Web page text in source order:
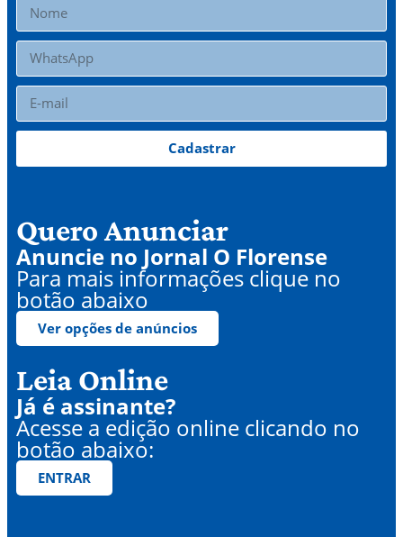
Cadastrar
Quero Anunciar
Anuncie no Jornal O Florense
Para mais informações clique no
botão abaixo
Ver opções de anúncios
Leia Online
Já é assinante?
Acesse a edição online clicando no
botão abaixo:
ENTRAR